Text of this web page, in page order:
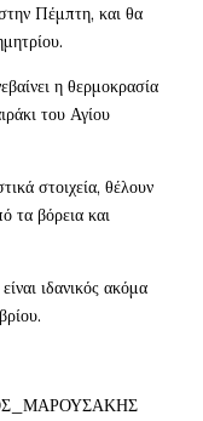
Πέμπτη, και θα
η θερμοκρασία
του Αγίου
στοιχεία, θέλουν
τα βόρεια και
ιδανικός ακόμα